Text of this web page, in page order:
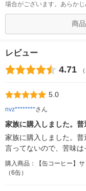
場合がございます。あらかじ
商
レビュー
4.71
5.0
nvz********さん
家族に購入しました。
家族に購入しました。
言ってないので、苦味は
購入商品：【缶コーヒー】
（6缶）